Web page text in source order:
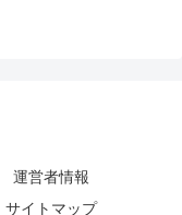
運営者情報
サイトマップ